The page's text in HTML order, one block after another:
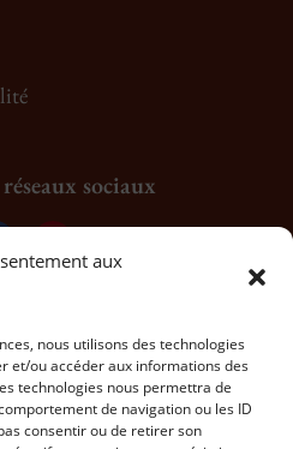
aux
nous utilisons des technologies
et/ou accéder aux informations des
technologies nous permettra de
de navigation ou les ID
consentir ou de retirer son
sociaux